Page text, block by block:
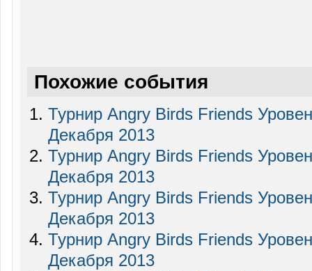
Похожие события
Турнир Angry Birds Friends
Декабря 2013
Турнир Angry Birds Friends
Декабря 2013
Турнир Angry Birds Friends
Декабря 2013
Турнир Angry Birds Friends
Декабря 2013